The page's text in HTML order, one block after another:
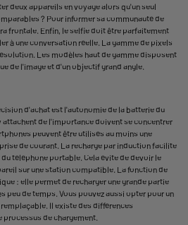
deux appareils en voyage alors qu'un seul
? Pour informer sa communauté de
frontale. Enfin, le selfie doit être parfaitement
à une conversation réelle. La gamme de pixels
Les modèles haut de gamme disposent
de l'image et d'un objectif grand angle.
d'achat est l'autonomie de la batterie du
de l'importance doivent se concentrer
peuvent être utilisés au moins une
de courant. La recharge par induction facilite
téléphone portable. Cela évite de devoir le
sur une station compatible. La fonction de
: elle permet de recharger une grande partie
peu de temps. Vous pouvez aussi opter pour un
Il existe des différences
processus de chargement.